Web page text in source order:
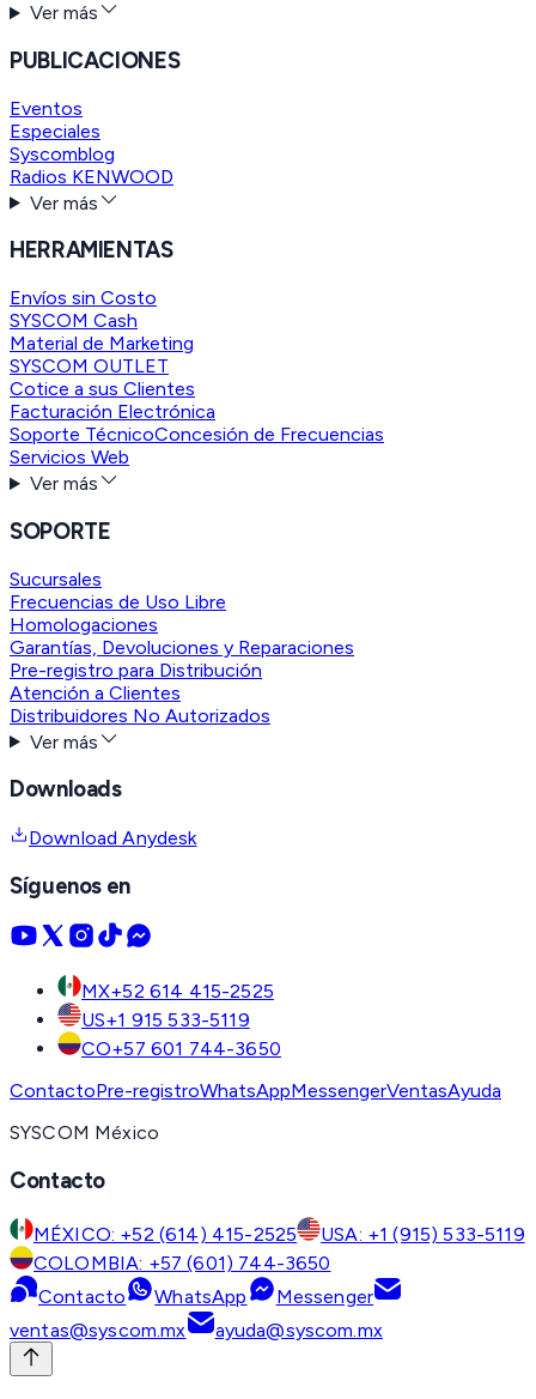
Ver más
PUBLICACIONES
Eventos
Especiales
Syscomblog
Radios KENWOOD
Ver más
HERRAMIENTAS
Envíos sin Costo
SYSCOM Cash
Material de Marketing
SYSCOM OUTLET
Cotice a sus Clientes
Facturación Electrónica
Soporte TécnicoConcesión de Frecuencias
Servicios Web
Ver más
SOPORTE
Sucursales
Frecuencias de Uso Libre
Homologaciones
Garantías, Devoluciones y Reparaciones
Pre-registro para Distribución
Atención a Clientes
Distribuidores No Autorizados
Ver más
Downloads
Download Anydesk
Síguenos en
MX+52 614 415-2525
US+1 915 533-5119
CO+57 601 744-3650
ContactoPre-registroWhatsAppMessengerVentasAyuda
SYSCOM México
Contacto
MÉXICO: +52 (614) 415-2525
USA: +1 (915) 533-5119
COLOMBIA: +57 (601) 744-3650
Contacto
WhatsApp
Messenger
ventas@syscom.mx
ayuda@syscom.mx